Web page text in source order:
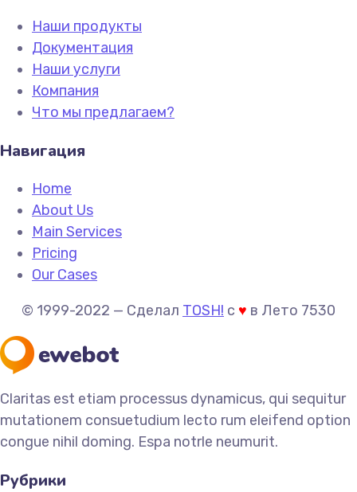
Наши продукты
Документация
Наши услуги
Компания
Что мы предлагаем?
Навигация
Home
About Us
Main Services
Pricing
Our Cases
© 1999-2022 — Сделал TOSH! c ♥ в Лето 7530
Claritas est etiam processus dynamicus, qui sequitur
mutationem consuetudium lecto rum eleifend option
congue nihil doming. Espa notrle neumurit.
Рубрики